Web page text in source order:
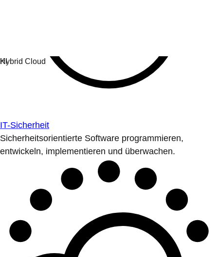
IT-Sicherheit
Sicherheitsorientierte Software programmieren,
entwickeln, implementieren und überwachen.